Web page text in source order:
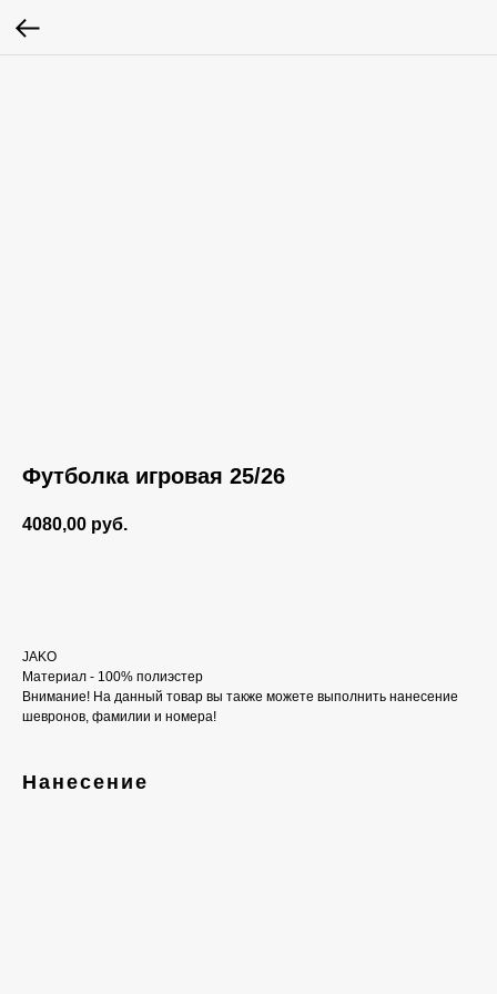
Футболка игровая 25/26
4080,00 руб.
JAKO
Материал - 100% полиэстер
Внимание! На данный товар вы также можете выполнить нанесение
шевронов, фамилии и номера!
Нанесение